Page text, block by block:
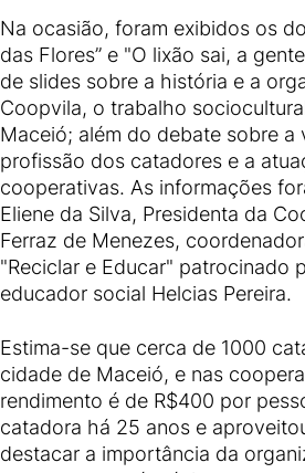
Na ocasião, foram exibidos os
das Flores” e "O lixão sai, a
de slides sobre a história e a
Coopvila, o trabalho
Maceió; além do debate sobre a
profissão dos catadores e a
cooperativas. As informações
Eliene da Silva, Presidenta da
Ferraz de Menezes,
"Reciclar e Educar" patrocinado
educador social Helcias Pereira.
Estima-se que cerca de 1000
cidade de Maceió, e nas
rendimento é de R$400 por
catadora há 25 anos e
destacar a importância da